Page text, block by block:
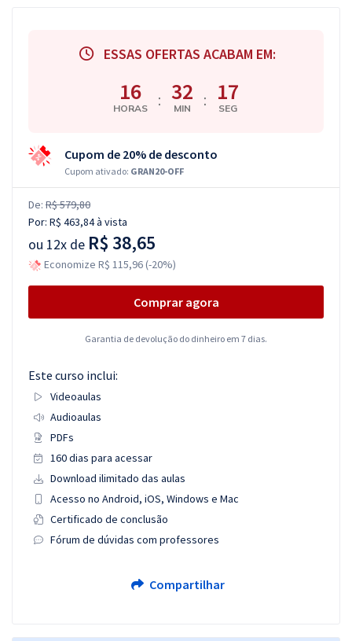
ESSAS OFERTAS ACABAM EM:
16
HORAS : 32
MIN : 16
SEG
Cupom de 20% de desconto
Cupom ativado: GRAN20-OFF
De: R$ 579,80
Por: R$ 463,84à vista
ou 12x de R$ 38,65
Economize R$ 115,96 (-20%)
Comprar agora
Garantia de devolução do dinheiro em 7 dias.
Este curso inclui:
Videoaulas
Audioaulas
PDFs
160 dias para acessar
Download ilimitado das aulas
Acesso no Android, iOS, Windows e Mac
Certificado de conclusão
Fórum de dúvidas com professores
Compartilhar